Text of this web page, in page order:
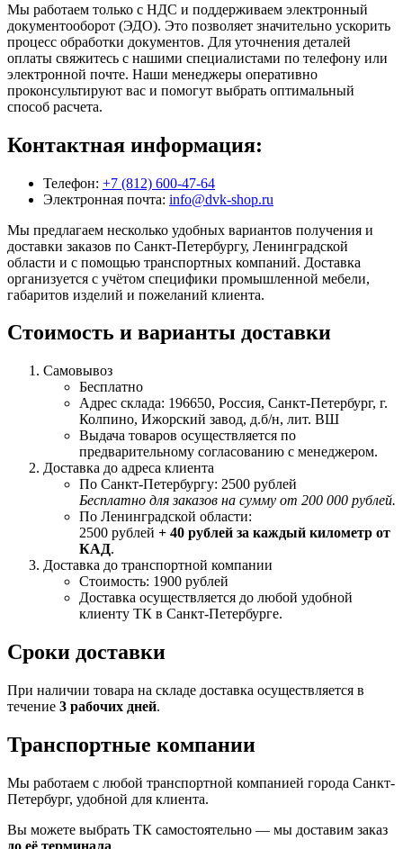
Мы работаем только с НДС и поддерживаем электронный
документооборот (ЭДО). Это позволяет значительно ускорить
процесс обработки документов. Для уточнения деталей
оплаты свяжитесь с нашими специалистами по телефону или
электронной почте. Наши менеджеры оперативно
проконсультируют вас и помогут выбрать оптимальный
способ расчета.
Контактная информация:
Телефон: +7 (812) 600-47-64
Электронная почта: info@dvk-shop.ru
Мы предлагаем несколько удобных вариантов получения и
доставки заказов по Санкт-Петербургу, Ленинградской
области и с помощью транспортных компаний. Доставка
организуется с учётом специфики промышленной мебели,
габаритов изделий и пожеланий клиента.
Стоимость и варианты доставки
Самовывоз
Бесплатно
Адрес склада: 196650, Россия, Санкт-Петербург, г.
Колпино, Ижорский завод, д.б/н, лит. ВШ
Выдача товаров осуществляется по
предварительному согласованию с менеджером.
Доставка до адреса клиента
По Санкт-Петербургу: 2500 рублей
Бесплатно для заказов на сумму от 200 000 рублей.
По Ленинградской области:
2500 рублей + 40 рублей за каждый километр от
КАД.
Доставка до транспортной компании
Стоимость: 1900 рублей
Доставка осуществляется до любой удобной
клиенту ТК в Санкт-Петербурге.
Сроки доставки
При наличии товара на складе доставка осуществляется в
течение 3 рабочих дней.
Транспортные компании
Мы работаем с любой транспортной компанией города Санкт-
Петербург, удобной для клиента.
Вы можете выбрать ТК самостоятельно — мы доставим заказ
до её терминала